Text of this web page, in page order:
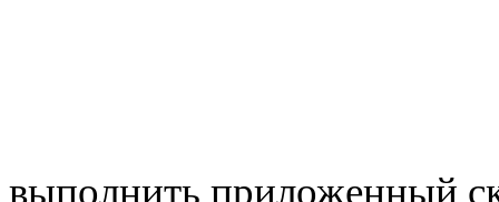
выполнить приложенный